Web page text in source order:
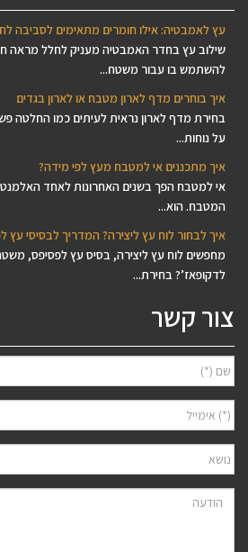
עץ לאמבטיה: אילו חומרים מתאימים לסביבה
שילוב עץ בחדר האמבטיה מעניק לחלל מראה
להשתמש בו עבור משטח...
איך בוחרים מדף לארון מטבח או לארון בגדים
בחירת מדף לארון נראית לעיתים כמו החלטה
על נוחות...
איך מתכננים אי למטבח מעץ לפי מידה?
אי למטבח הפך בשנים האחרונות לאחד
המטבח. הוא...
איך לבחור לוח עץ ליצירה? המדריך לבסיסי עץ
מחפשים לוח עץ ליצירה, בסיס עץ לפסיפס,
לדקופאז’? בחירת...
צור קשר